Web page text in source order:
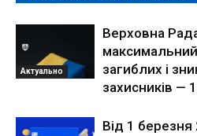
Актуально
Верховна
максимальний
загиблих і
захисників —
Від 1